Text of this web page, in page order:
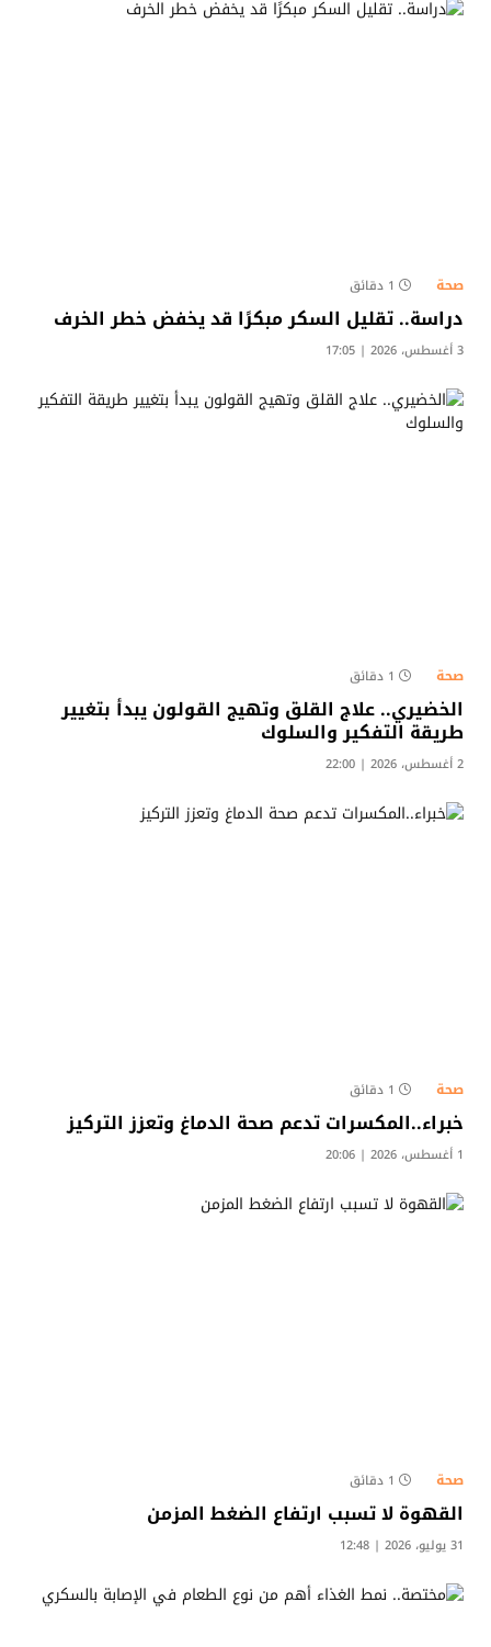
صحة 1 دقائق
دراسة.. تقليل السكر مبكرًا قد يخفض خطر الخرف
3 أغسطس، 2026 | 17:05
صحة 1 دقائق
الخضيري.. علاج القلق وتهيج القولون يبدأ بتغيير
طريقة التفكير والسلوك
2 أغسطس، 2026 | 22:00
صحة 1 دقائق
خبراء..المكسرات تدعم صحة الدماغ وتعزز التركيز
1 أغسطس، 2026 | 20:06
صحة 1 دقائق
القهوة لا تسبب ارتفاع الضغط المزمن
31 يوليو، 2026 | 12:48